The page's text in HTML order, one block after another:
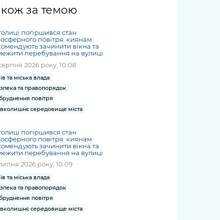
Безбар'єрність
Київська міська військова
адміністрація
Портал послуг
Міський застосунок Київ
Цифровий
Важливе під час
воєнного стану
міській військовій
адміністрації
«Ініціатива
«Партнерство
«Відкритий Уряд» –
місцевий рівень»
Важливе під час
дій чи
про
дашборди
та
/
журналіст
ський
Submitting
a media
request
under
за темою
погіршився стан
повітря: киянам
зачинити вікна та
перебування на вулиці
2026 року, 10:08
та міська влада
та правопорядок
повітря
середовище міста
погіршився стан
повітря: киянам
зачинити вікна та
перебування на вулиці
2026 року, 10:09
та міська влада
та правопорядок
повітря
середовище міста